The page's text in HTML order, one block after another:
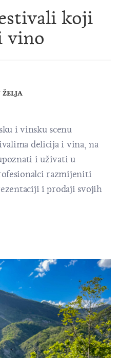
koji
vino
i vinsku scenu
delicija i vina, na
i uživati u
razmijeniti
i prodaji svojih